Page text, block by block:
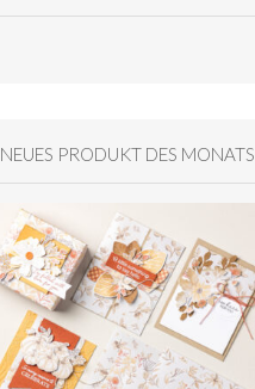
NEUES PRODUKT DES MONATS